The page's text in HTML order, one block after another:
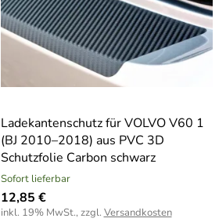
Ladekantenschutz für VOLVO V60 1
(BJ 2010–2018) aus PVC 3D
Schutzfolie Carbon schwarz
Sofort lieferbar
12,85 €
inkl. 19% MwSt., zzgl. Versandkosten